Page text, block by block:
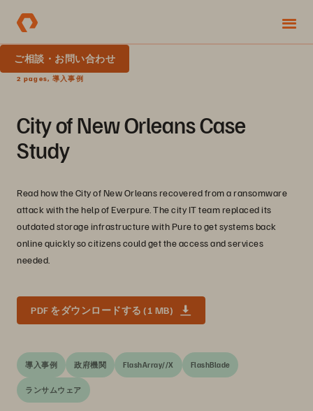
ご相談・お問い合わせ
2 pages, 導入事例
City of New Orleans Case
Study
Read how the City of New Orleans recovered from a ransomware
attack with the help of Everpure. The city IT team replaced its
outdated storage infrastructure with Pure to get systems back
online quickly so citizens could get the access and services
needed.
PDF をダウンロードする (1 MB)
導入事例 政府機関 FlashArray//X FlashBlade
ランサムウェア